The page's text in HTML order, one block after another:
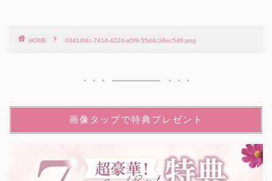
HOME 03414f4c-7414-4224-a5f9-55d4c38ec5d6.png
画像タップで特典プレゼント